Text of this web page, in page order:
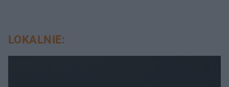
LOKALNIE: